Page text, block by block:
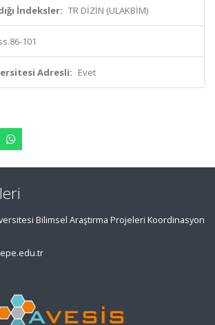
İndeksler: TR DİZİN (ULAKBİM)
101
Adresli: Evet
Bilimsel Araştırma Projeleri Koordinasyon